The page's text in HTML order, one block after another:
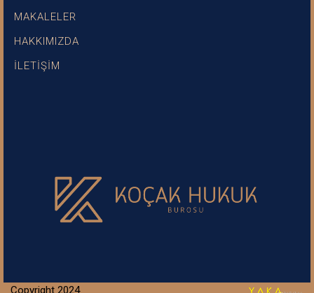
MAKALELER
HAKKIMIZDA
İLETİŞİM
Copyright 2024